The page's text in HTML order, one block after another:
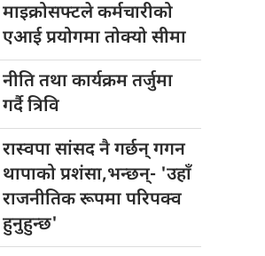
माइक्रोसफ्टले कर्मचारीको
एआई प्रयोगमा तोक्यो सीमा
नीति तथाकार्यक्रम तर्जुमा
गर्दै त्रिवि
रास्वपा सांसदनै गर्छन् गगन
थापाको प्रशंसा,भन्छन्- 'उहाँ
राजनीतिक रूपमा परिपक्व
हुनुहुन्छ'